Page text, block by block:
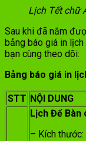
Lịch Tết chữ
Sau khi đã nắm
bảng báo giá in
bạn cùng theo dõi:
Bảng báo giá in
STT NỘI DUNG
Lịch Để Bàn
– Kích